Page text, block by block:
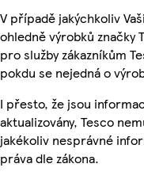
V případě jakýchkoliv
ohledně výrobků značky
pro služby zákazníkům
pokdu se nejedná o
I přesto, že jsou
aktualizovány, Tesco
jakékoliv nesprávné
práva dle zákona.